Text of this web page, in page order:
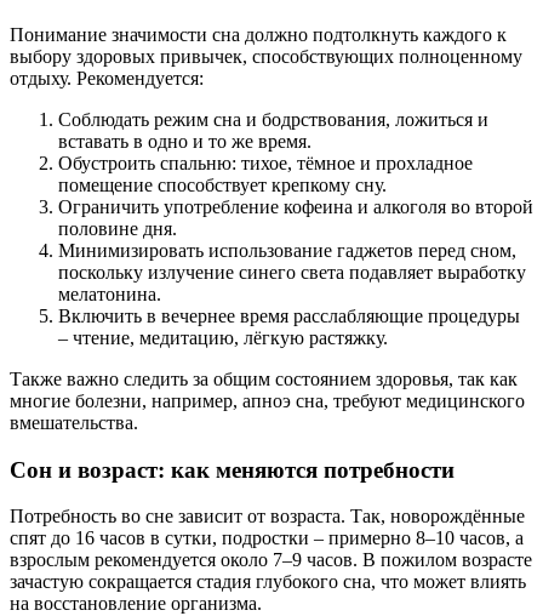
Понимание значимости сна должно подтолкнуть каждого к
выбору здоровых привычек, способствующих полноценному
отдыху. Рекомендуется:
Соблюдать режим сна и бодрствования, ложиться и
вставать в одно и то же время.
Обустроить спальню: тихое, тёмное и прохладное
помещение способствует крепкому сну.
Ограничить употребление кофеина и алкоголя во второй
половине дня.
Минимизировать использование гаджетов перед сном,
поскольку излучение синего света подавляет выработку
мелатонина.
Включить в вечернее время расслабляющие процедуры
– чтение, медитацию, лёгкую растяжку.
Также важно следить за общим состоянием здоровья, так как
многие болезни, например, апноэ сна, требуют медицинского
вмешательства.
Сон и возраст: как меняются потребности
Потребность во сне зависит от возраста. Так, новорождённые
спят до 16 часов в сутки, подростки – примерно 8–10 часов, а
взрослым рекомендуется около 7–9 часов. В пожилом возрасте
зачастую сокращается стадия глубокого сна, что может влиять
на восстановление организма.